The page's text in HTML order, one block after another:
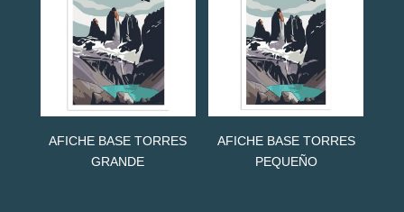
AFICHE BASE TORRES
GRANDE
AFICHE BASE TORRES
PEQUEÑO